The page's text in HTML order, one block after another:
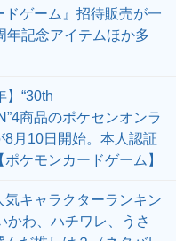
ドゲーム』招待販売が一
年記念アイテムほか多
】“30th
商品のポケセンオンラ
8月10日開始。本人認証
ケモンカードゲーム】
気キャラクターランキン
かわ、ハチワレ、うさ